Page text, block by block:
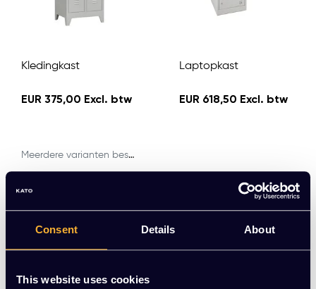
Consent Details About
This website uses cookies
Kledingkast
EUR 375,00 Excl. btw
Meerdere varianten beschikbaar
Laptopkast
EUR 618,50 Excl. btw